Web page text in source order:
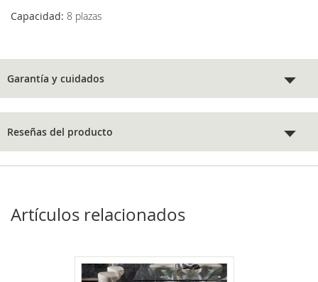
Capacidad: 8 plazas
Garantía y cuidados
Reseñas del producto
Artículos relacionados